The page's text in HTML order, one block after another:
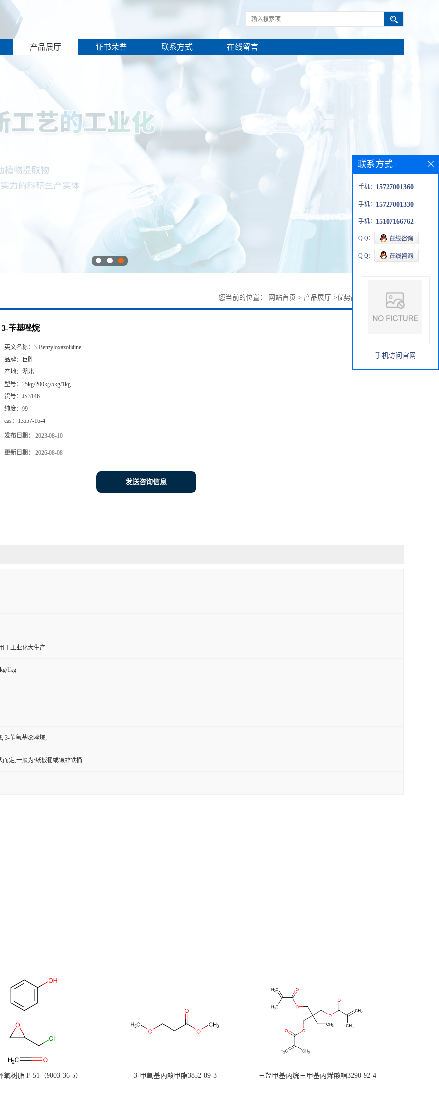
产品展厅 证书荣誉 联系方式 在线留言
您当前的位置： 网站首页 > 产品展厅 >优势品种 3-苄基唑烷
3-苄基唑烷
英文名称： 3-Benzyloxazolidine
品牌：
巨胜
产地： 湖北
型号： 25kg/200kg/5kg/1kg
货号： JS3146
纯度： 99
cas： 13657-16-4
发布日期： 2023-08-10
更新日期： 2026-08-08
发送咨询信息
于工业化大生产
1kg
; 3-苄氧基噁唑烷;
而定,一般为:纸板桶或镀锌铁桶
氧树脂 F-51（9003-36-5） 3-甲氧基丙酸甲酯3852-09-3 三羟甲基丙烷三甲基丙烯酸酯3290-92-4
联系方式
手机： 15727001360
手机： 15727001330
手机： 15107166762
Q Q：
Q Q：
手机访问官网